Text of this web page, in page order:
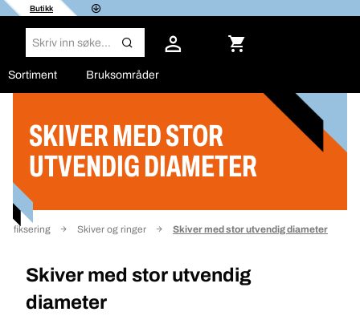
Butikk
Sortiment Bruksområder
SKIVER MED STOR
UTVENDIG DIAMETER
fiksering Skiver og ringer Skiver med stor utvendig diameter
Skiver med stor utvendig
diameter
Filter